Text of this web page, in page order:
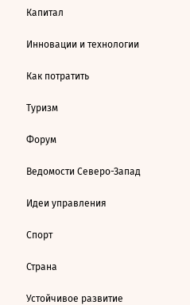
Капитал
Инновации и технологии
Как потратить
Туризм
Форум
Ведомости Северо-Запад
Идеи управления
Спорт
Страна
Устойчивое развитие